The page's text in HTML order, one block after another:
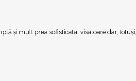
şi mult prea sofisticată, visătoare dar,